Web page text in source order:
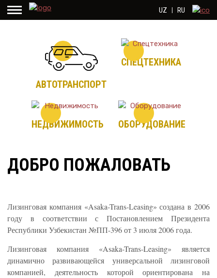
UZ RU
АВТОТРАНСПОРТ
СПЕЦТЕХНИКА
НЕДВИЖИМОСТЬ ОБОРУДОВАНИЕ
ДОБРО ПОЖАЛОВАТЬ
Лизинговая компания «Asaka-Trans-Leasing» создана в 2006
году в соответствии с Постановлением Президента
Республики Узбекистан №ПП-396 от 3 июля 2006 года.
Лизинговая компания «Asaka-Trans-Leasing» является
динамично развивающейся универсальной лизинговой
компанией, деятельность которой ориентирована на